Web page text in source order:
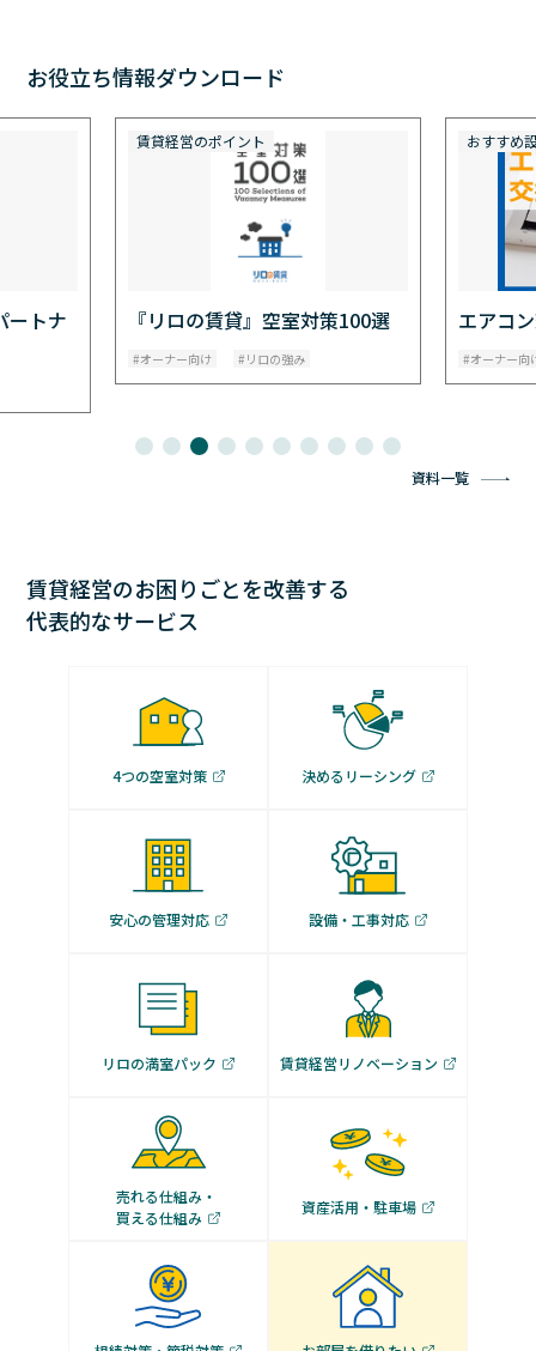
お役立ち情報ダウンロード
ートナ
賃貸経営のポイント
『リロの賃貸』空室対策100選
オーナー向け リロの強み
おすすめ
エアコ
オーナー向
資料一覧
賃貸経営のお困りごとを改善する
代表的なサービス
4つの空室対策 決めるリーシング
安心の管理対応 設備・工事対応
リロの満室パック 賃貸経営リノベーション
売れる仕組み・
買える仕組み
資産活用・駐車場